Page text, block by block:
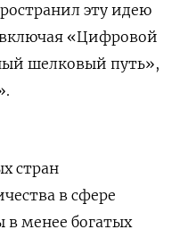
эту идею
«Цифровой
шелковый путь»,
стран
в сфере
в менее богатых